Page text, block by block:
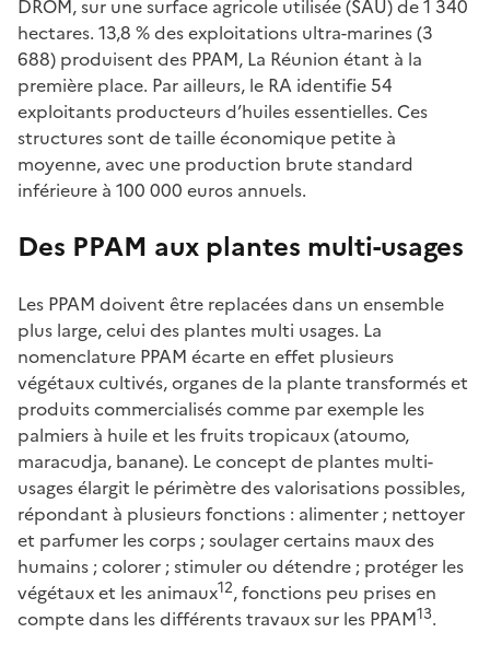
DROM, sur une surface agricole utilisée (SAU) de 1 340
hectares. 13,8 % des exploitations ultra-marines (3
688) produisent des PPAM, La Réunion étant à la
première place. Par ailleurs, le RA identifie 54
exploitants producteurs d’huiles essentielles. Ces
structures sont de taille économique petite à
moyenne, avec une production brute standard
inférieure à 100 000 euros annuels.
Des PPAM aux plantes multi-usages
Les PPAM doivent être replacées dans un ensemble
plus large, celui des plantes multi usages. La
nomenclature PPAM écarte en effet plusieurs
végétaux cultivés, organes de la plante transformés et
produits commercialisés comme par exemple les
palmiers à huile et les fruits tropicaux (atoumo,
maracudja, banane). Le concept de plantes multi-
usages élargit le périmètre des valorisations possibles,
répondant à plusieurs fonctions : alimenter ; nettoyer
et parfumer les corps ; soulager certains maux des
humains ; colorer ; stimuler ou détendre ; protéger les
végétaux et les animaux12, fonctions peu prises en
compte dans les différents travaux sur les PPAM13.